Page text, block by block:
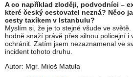
A co například zloději, podvodníci –
které český cestovatel nezná? Něco
cesty taxíkem v Istanbulu?
Myslím si, že je to stejné všude ve
hodně snaží právě přes silnou policejní i
ochránit. Zatím jsem nezaznamenal ve
incident tohoto druhu.
Autor: Mgr. Miloš Matula